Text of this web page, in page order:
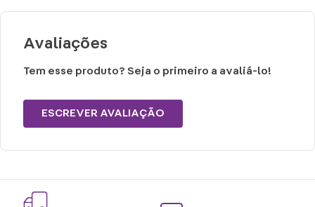
Avaliações
Tem esse produto? Seja o primeiro a avaliá-lo!
ESCREVER AVALIAÇÃO